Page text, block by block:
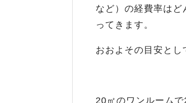
など）の経費率は
ってきます。
おおよその目安とし
20㎡のワンルーム